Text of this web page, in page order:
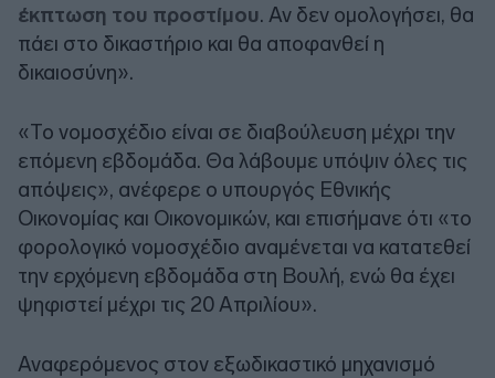
έκπτωση του προστίμου. Αν δεν ομολογήσει, θα
πάει στο δικαστήριο και θα αποφανθεί η
δικαιοσύνη».
«Το νομοσχέδιο είναι σε διαβούλευση μέχρι την
επόμενη εβδομάδα. Θα λάβουμε υπόψιν όλες τις
απόψεις», ανέφερε ο υπουργός Εθνικής
Οικονομίας και Οικονομικών, και επισήμανε ότι «το
φορολογικό νομοσχέδιο αναμένεται να κατατεθεί
την ερχόμενη εβδομάδα στη Βουλή, ενώ θα έχει
ψηφιστεί μέχρι τις 20 Απριλίου».
Αναφερόμενος στον εξωδικαστικό μηχανισμό